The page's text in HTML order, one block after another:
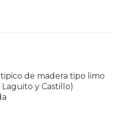
de madera tipo limo
y Castillo)